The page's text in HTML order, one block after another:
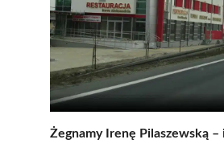
Żegnamy Irenę Pilaszewską